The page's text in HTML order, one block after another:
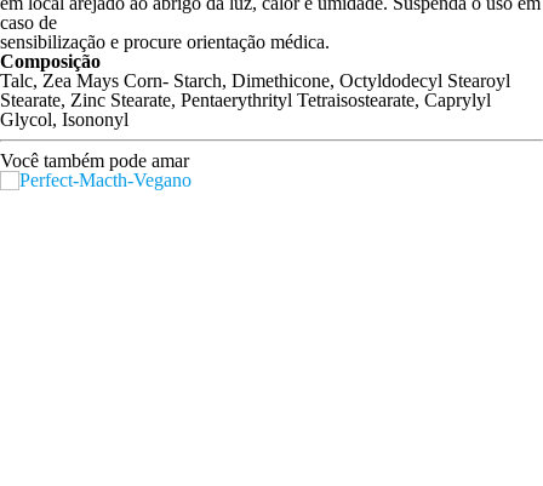
caso de
sensibilização e procure orientação médica.
Composição
Talc, Zea Mays Corn- Starch, Dimethicone, Octyldodecyl Stearoyl
Stearate, Zinc Stearate, Pentaerythrityl Tetraisostearate, Caprylyl
Glycol, Isononyl
Você também pode amar